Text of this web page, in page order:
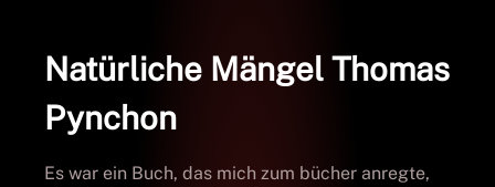
Natürliche Mängel Thomas
Pynchon
Es war ein Buch, das mich zum bücher anregte,